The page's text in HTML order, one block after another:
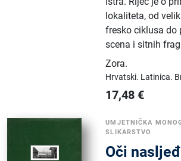
lokaliteta, od
fresko ciklusa do
scena i sitnih
Zora.
Hrvatski. Latinica.
17,48 €
UMJETNIČKA
SLIKARSTVO
Oči